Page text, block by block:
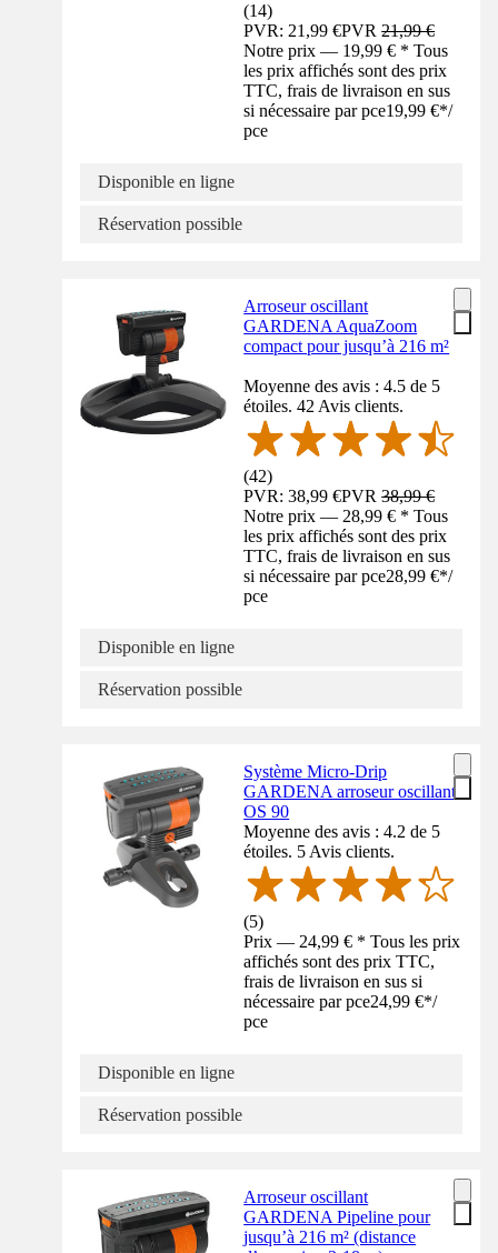
(14)
PVR: 21,99 €PVR21,99 €
Notre prix — 19,99 € * Tous
les prix affichés sont des prix
TTC, frais de livraison en sus
si nécessaire par pce19,99 €*/
pce
Disponible en ligne
Réservation possible
Arroseur oscillant
GARDENA AquaZoom
compact pour jusqu’à 216 m²
Moyenne des avis : 4.5 de 5
étoiles. 42 Avis clients.
(42)
PVR: 38,99 €PVR38,99 €
Notre prix — 28,99 € * Tous
les prix affichés sont des prix
TTC, frais de livraison en sus
si nécessaire par pce28,99 €*/
pce
Disponible en ligne
Réservation possible
Système Micro-Drip
GARDENA arroseur oscillant
OS 90
Moyenne des avis : 4.2 de 5
étoiles. 5 Avis clients.
(5)
Prix — 24,99 € * Tous les prix
affichés sont des prix TTC,
frais de livraison en sus si
nécessaire par pce24,99 €*/
pce
Disponible en ligne
Réservation possible
Arroseur oscillant
GARDENA Pipeline pour
jusqu’à 216 m² (distance